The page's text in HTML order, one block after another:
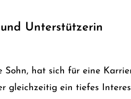
Unterstützerin
Sohn, hat sich für eine
gleichzeitig ein tiefes